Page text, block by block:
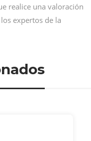
realice una valoración
expertos de la